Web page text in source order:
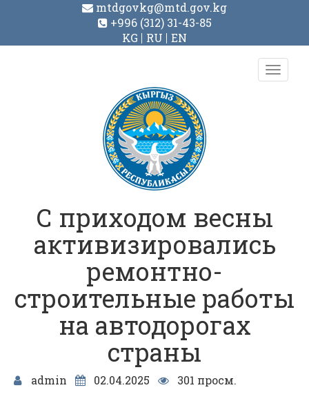
mtdgovkg@mtd.gov.kg
+996 (312) 31-43-85
KG
RU EN
Toggle
С приходом весны
активизировались
ремонтно-
строительные работы
на автодорогах
страны
admin 02.04.2025
301 просм.